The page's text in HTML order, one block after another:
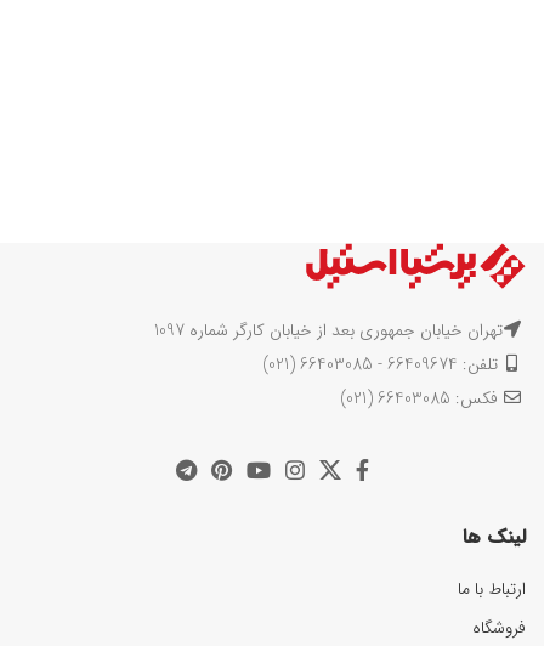
تهران خیابان جمهوری بعد از خیابان کارگر شماره 1097
تلفن: 66409674 - 66403085 (021)
فکس: 66403085 (021)
لینک ها
ارتباط با ما
فروشگاه